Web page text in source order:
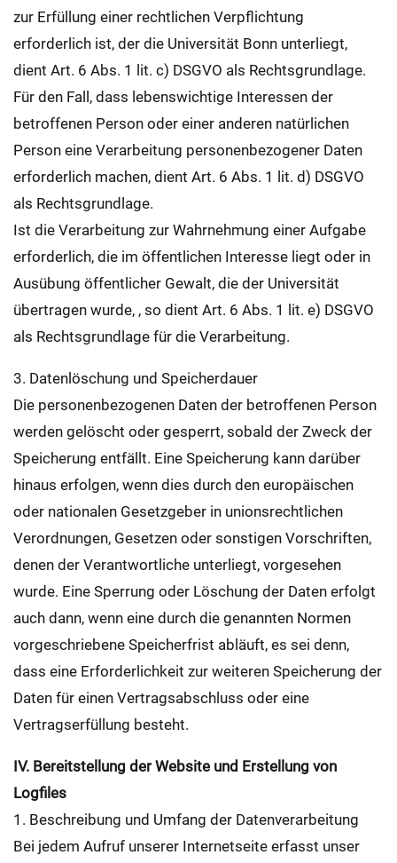
zur Erfüllung einer rechtlichen Verpflichtung
erforderlich ist, der die Universität Bonn unterliegt,
dient Art. 6 Abs. 1 lit. c) DSGVO als Rechtsgrundlage.
Für den Fall, dass lebenswichtige Interessen der
betroffenen Person oder einer anderen natürlichen
Person eine Verarbeitung personenbezogener Daten
erforderlich machen, dient Art. 6 Abs. 1 lit. d) DSGVO
als Rechtsgrundlage.
Ist die Verarbeitung zur Wahrnehmung einer Aufgabe
erforderlich, die im öffentlichen Interesse liegt oder in
Ausübung öffentlicher Gewalt, die der Universität
übertragen wurde, , so dient Art. 6 Abs. 1 lit. e) DSGVO
als Rechtsgrundlage für die Verarbeitung.
3. Datenlöschung und Speicherdauer
Die personenbezogenen Daten der betroffenen Person
werden gelöscht oder gesperrt, sobald der Zweck der
Speicherung entfällt. Eine Speicherung kann darüber
hinaus erfolgen, wenn dies durch den europäischen
oder nationalen Gesetzgeber in unionsrechtlichen
Verordnungen, Gesetzen oder sonstigen Vorschriften,
denen der Verantwortliche unterliegt, vorgesehen
wurde. Eine Sperrung oder Löschung der Daten erfolgt
auch dann, wenn eine durch die genannten Normen
vorgeschriebene Speicherfrist abläuft, es sei denn,
dass eine Erforderlichkeit zur weiteren Speicherung der
Daten für einen Vertragsabschluss oder eine
Vertragserfüllung besteht.
IV. Bereitstellung der Website und Erstellung von
Logfiles
1. Beschreibung und Umfang der Datenverarbeitung
Bei jedem Aufruf unserer Internetseite erfasst unser